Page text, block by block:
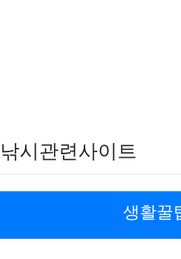
낚시관련사이트
생활꿀